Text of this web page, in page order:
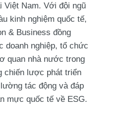
Việt Nam. Với đội ngũ
kinh nghiệm quốc tế,
& Business đồng
doanh nghiệp, tổ chức
quan nhà nước trong
chiến lược phát triển
tác động và đáp
mực quốc tế về ESG.